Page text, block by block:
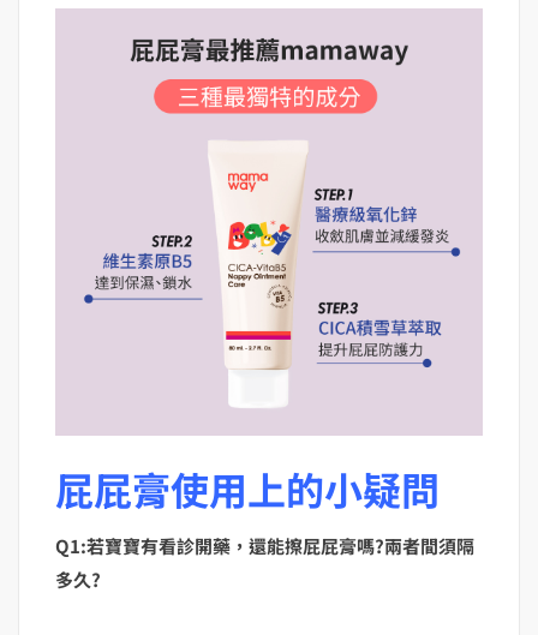
屁屁膏使用上的小疑問
Q1:若寶寶有看診開藥，還能擦屁屁膏嗎?兩者間須隔
多久?